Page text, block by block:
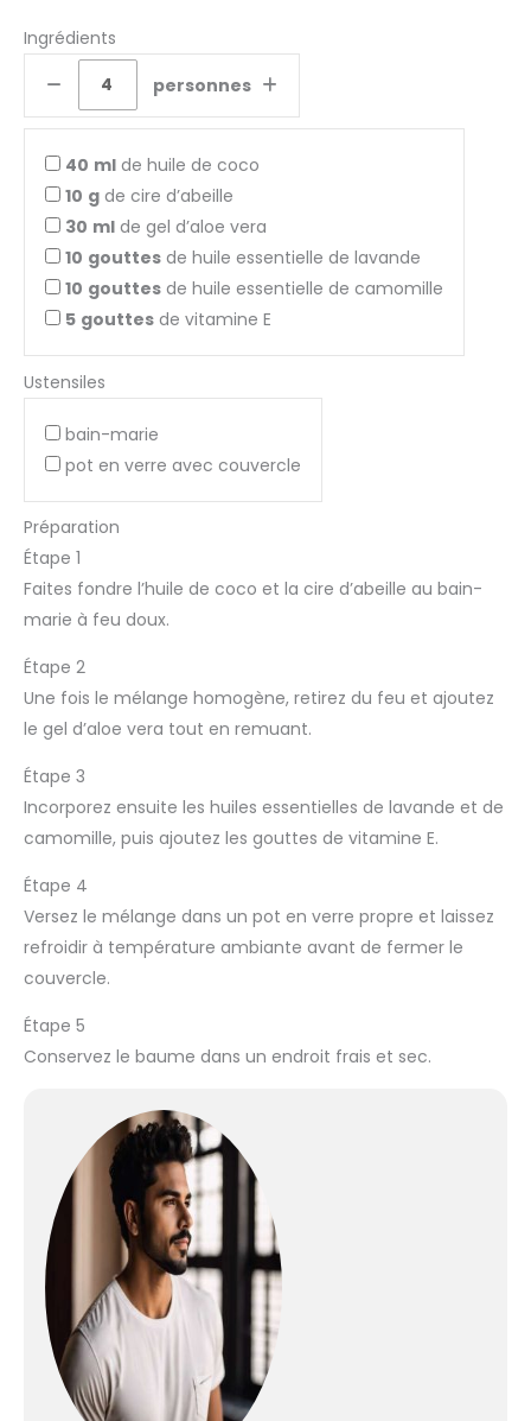
Ingrédients
personnes
40 ml de huile de coco
10 g de cire d’abeille
30 ml de gel d’aloe vera
10 gouttes de huile essentielle de lavande
10 gouttes de huile essentielle de camomille
5 gouttes de vitamine E
Ustensiles
bain-marie
pot en verre avec couvercle
Préparation
Étape 1
Faites fondre l’huile de coco et la cire d’abeille au bain-
marie à feu doux.
Étape 2
Une fois le mélange homogène, retirez du feu et ajoutez
le gel d’aloe vera tout en remuant.
Étape 3
Incorporez ensuite les huiles essentielles de lavande et de
camomille, puis ajoutez les gouttes de vitamine E.
Étape 4
Versez le mélange dans un pot en verre propre et laissez
refroidir à température ambiante avant de fermer le
couvercle.
Étape 5
Conservez le baume dans un endroit frais et sec.